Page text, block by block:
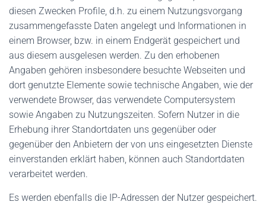
diesen Zwecken Profile, d.h. zu einem Nutzungsvorgang
zusammengefasste Daten angelegt und Informationen in
einem Browser, bzw. in einem Endgerät gespeichert und
aus diesem ausgelesen werden. Zu den erhobenen
Angaben gehören insbesondere besuchte Webseiten und
dort genutzte Elemente sowie technische Angaben, wie der
verwendete Browser, das verwendete Computersystem
sowie Angaben zu Nutzungszeiten. Sofern Nutzer in die
Erhebung ihrer Standortdaten uns gegenüber oder
gegenüber den Anbietern der von uns eingesetzten Dienste
einverstanden erklärt haben, können auch Standortdaten
verarbeitet werden.
Es werden ebenfalls die IP-Adressen der Nutzer gespeichert.